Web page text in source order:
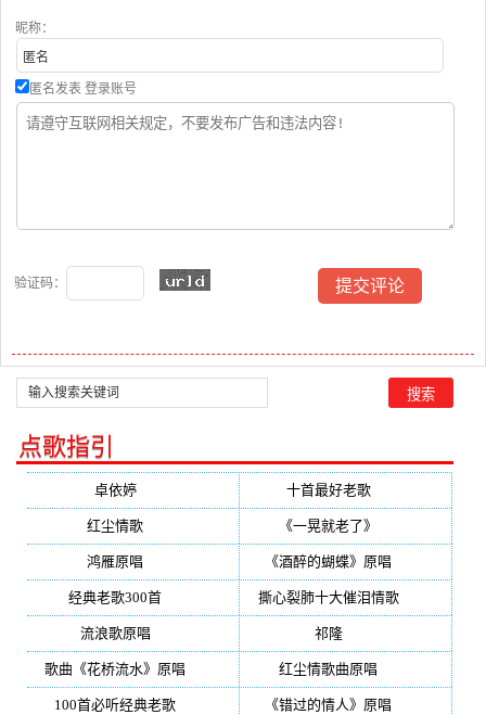
昵称：
匿名发表 登录账号
验证码：
点歌指引
卓依婷(350) 十首最好老歌(300)
红尘情歌 《一晃就老了》
鸿雁原唱 《酒醉的蝴蝶》原唱
经典老歌300首 撕心裂肺十大催泪情歌(195)
流浪歌原唱 祁隆(188)
歌曲《花桥流水》原唱 红尘情歌曲原唱
100首必听经典老歌 《错过的情人》原唱